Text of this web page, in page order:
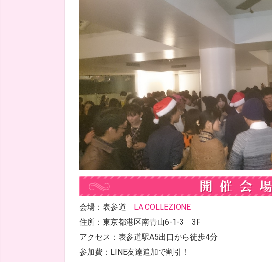
会場：表参道
LA COLLEZIONE
住所：東京都港区南青山6-1-3 3F
アクセス：表参道駅A5出口から徒歩4分
参加費：LINE友達追加で割引！